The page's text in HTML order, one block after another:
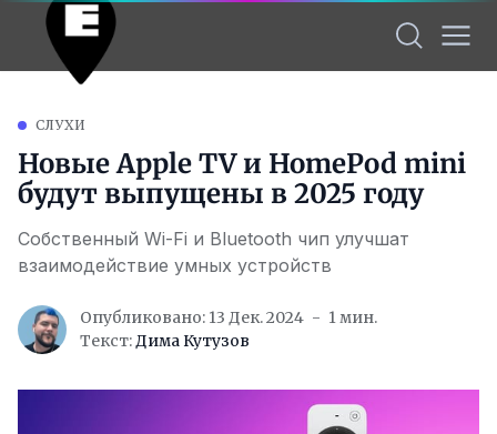
СЛУХИ
Новые Apple TV и HomePod mini
будут выпущены в 2025 году
Собственный Wi-Fi и Bluetooth чип улучшат
взаимодействие умных устройств
Опубликовано: 13 Дек. 2024
1 мин.
Текст:Дима Кутузов